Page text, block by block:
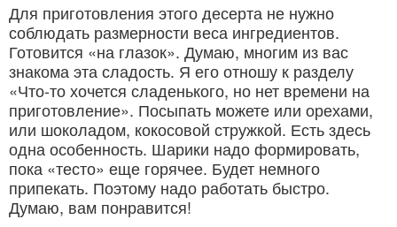
Для приготовления этого десерта не нужно
соблюдать размерности веса ингредиентов.
Готовится «на глазок». Думаю, многим из вас
знакома эта сладость. Я его отношу к разделу
«Что-то хочется сладенького, но нет времени на
приготовление». Посыпать можете или орехами,
или шоколадом, кокосовой стружкой. Есть здесь
одна особенность. Шарики надо формировать,
пока «тесто» еще горячее. Будет немного
припекать. Поэтому надо работать быстро.
Думаю, вам понравится!